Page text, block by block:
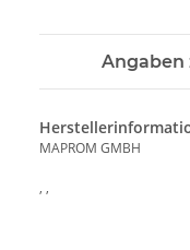
MAPROM GMBH
, ,